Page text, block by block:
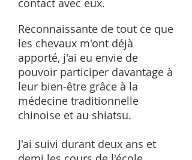
contact avec eux.
Reconnaissante de tout ce que
les chevaux m'ont déjà
apporté, j'ai eu envie de
pouvoir participer davantage à
leur bien-être grâce à la
médecine traditionnelle
chinoise et au shiatsu.
J'ai suivi durant deux ans et